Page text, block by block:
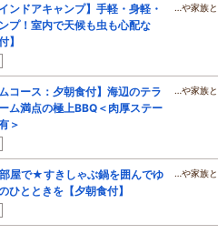
ンドアキャンプ】手軽・身軽・
プ！室内で天候も虫も心配な
】
…や家族と
コース：夕朝食付】海辺のテラ
ム満点の極上BBQ＜肉厚ステー
＞
…や家族と
屋で★すきしゃぶ鍋を囲んでゆ
ひとときを【夕朝食付】
…や家族と